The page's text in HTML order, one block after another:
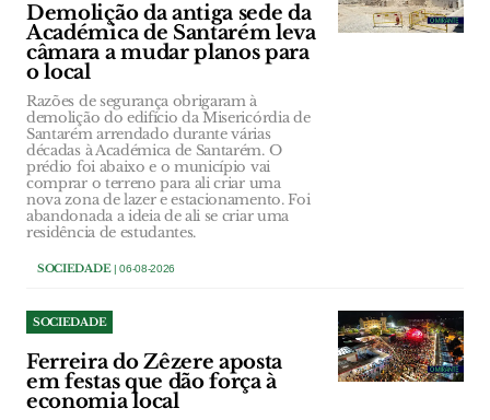
Demolição da antiga sede da
Académica de Santarém leva
câmara a mudar planos para
o local
Razões de segurança obrigaram à
demolição do edifício da Misericórdia de
Santarém arrendado durante várias
décadas à Académica de Santarém. O
prédio foi abaixo e o município vai
comprar o terreno para ali criar uma
nova zona de lazer e estacionamento. Foi
abandonada a ideia de ali se criar uma
residência de estudantes.
SOCIEDADE| 06-08-2026
SOCIEDADE
Ferreira do Zêzere aposta
em festas que dão força à
economia local